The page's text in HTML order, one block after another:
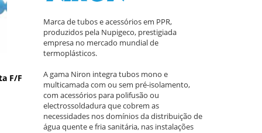
F/F
Marca de tubos e acessórios em PPR,
produzidos pela Nupigeco, prestigiada
empresa no mercado mundial de
termoplásticos.
A gama Niron integra tubos mono e
multicamada com ou sem pré-isolamento,
com acessórios para polifusão ou
electrossoldadura que cobrem as
necessidades nos domínios da distribuição de
água quente e fria sanitária, nas instalações